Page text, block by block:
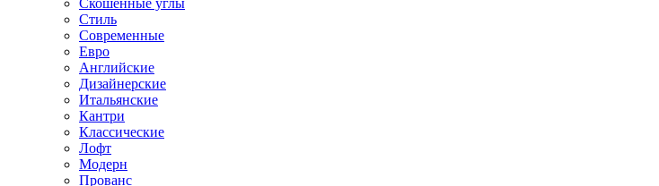
Стиль
Современные
Евро
Английские
Дизайнерские
Итальянские
Кантри
Классические
Лофт
Модерн
Прованс